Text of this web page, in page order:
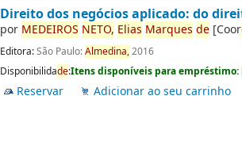
Direito dos negócios aplicado: do
por MEDEIROS NETO, Elias Marques de [Coor
Editora:São Paulo:Almedina,2016
Disponibilidade:Itens disponíveis para empréstimo:
Reservar Adicionar ao seu carrinho